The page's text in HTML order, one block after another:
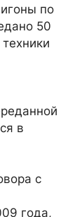
по
50
в
с
года,